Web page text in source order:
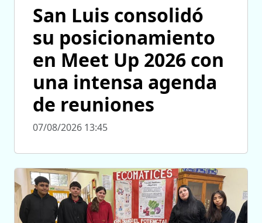
San Luis consolidó
su posicionamiento
en Meet Up 2026 con
una intensa agenda
de reuniones
07/08/2026 13:45